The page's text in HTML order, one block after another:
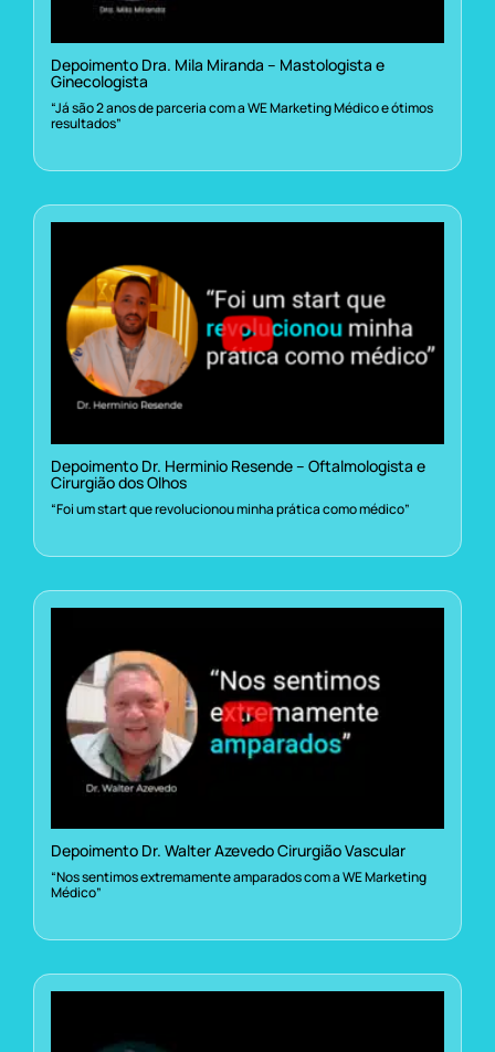
Depoimento Dra. Mila Miranda – Mastologista e
Ginecologista
“Já são 2 anos de parceria com a WE Marketing Médico e ótimos
resultados”
Depoimento Dr. Herminio Resende – Oftalmologista e
Cirurgião dos Olhos
“Foi um start que revolucionou minha prática como médico”
Depoimento Dr. Walter Azevedo Cirurgião Vascular
“Nos sentimos extremamente amparados com a WE Marketing
Médico”